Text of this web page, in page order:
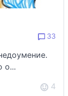
33
о...
4